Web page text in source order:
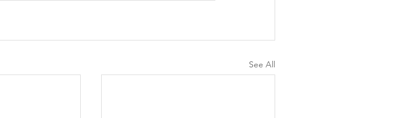
See All